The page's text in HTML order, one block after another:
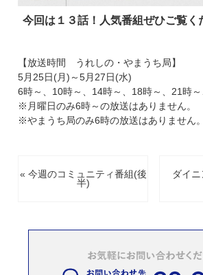
今回は１３話！人気番組ぜひご覧く
【放送時間 うれしの・やまうち局】
5月25日(月)～5月27日(水)
6時～、10時～、14時～、18時～、21時～
※月曜日のみ6時～の放送はありません。
※やまうち局のみ6時の放送はありません。
« 今週のコミュニティ番組(後
半)
ダイ